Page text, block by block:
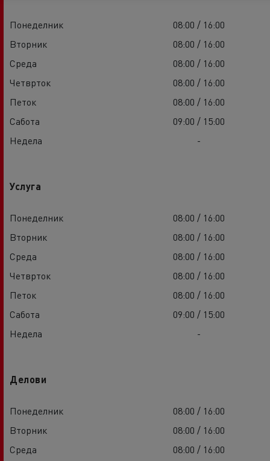
Понеделник
08:00 / 16:00
Вторник
08:00 / 16:00
Среда
08:00 / 16:00
Четврток
08:00 / 16:00
Петок
08:00 / 16:00
Сабота
09:00 / 15:00
Недела
-
Услуга
Понеделник
08:00 / 16:00
Вторник
08:00 / 16:00
Среда
08:00 / 16:00
Четврток
08:00 / 16:00
Петок
08:00 / 16:00
Сабота
09:00 / 15:00
Недела
-
Делови
Понеделник
08:00 / 16:00
Вторник
08:00 / 16:00
Среда
08:00 / 16:00